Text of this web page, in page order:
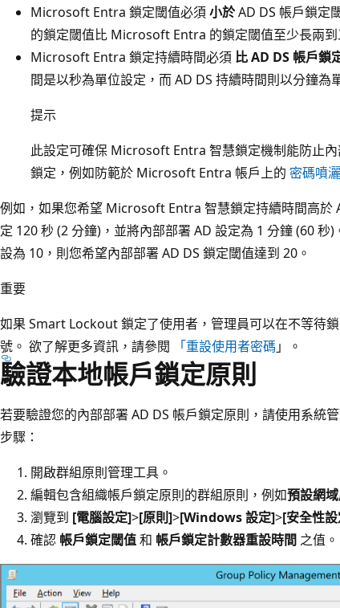
Microsoft Entra 鎖定閾值必須小於AD DS 帳戶鎖定
的鎖定閾值比 Microsoft Entra 的鎖定閾值至少長兩到
Microsoft Entra 鎖定持續時間必須 比 AD DS 帳戶鎖
間是以秒為單位設定，而 AD DS 持續時間則以分鐘為
提示
此設定可確保 Microsoft Entra 智慧鎖定機制能防止
鎖定，例如防範於 Microsoft Entra 帳戶上的 密碼噴
例如，如果您希望 Microsoft Entra 智慧鎖定持續時間高
定 120 秒 (2 分鐘)，並將內部部署 AD 設定為 1 分鐘 (60
設為 10，則您希望內部部署 AD DS 鎖定閾值達到 20。
重要
如果 Smart Lockout 鎖定了使用者，管理員可以在不等待
號。 欲了解更多資訊，請參閱
「重設使用者密碼 」。
驗證本地帳戶鎖定原則
若要驗證您的內部部署 AD DS 帳戶鎖定原則，請使用系統
步驟：
開啟群組原則管理工具。
編輯包含組織帳戶鎖定原則的群組原則，例如預設網
瀏覽到 [電腦設定]>[原則]>[Windows 設定]>[安全性
確認 帳戶鎖定閾值和 帳戶鎖定計數器重設時間 之值。